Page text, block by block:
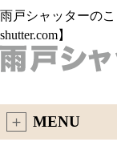
雨戸シャッターのこ
shutter.com】
MENU